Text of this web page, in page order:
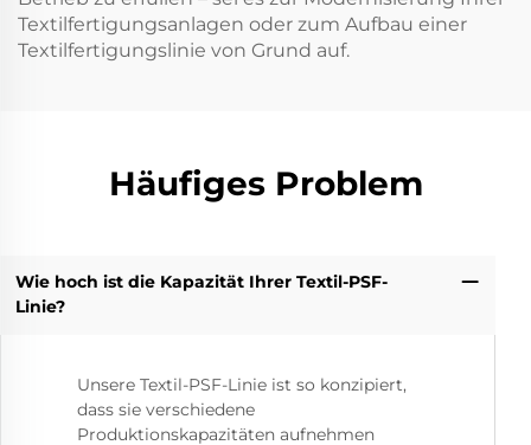
Textilfertigungsanlagen oder zum Aufbau einer
Textilfertigungslinie von Grund auf.
Häufiges Problem
Wie hoch ist die Kapazität Ihrer Textil-PSF-
Linie?
Unsere Textil-PSF-Linie ist so konzipiert,
dass sie verschiedene
Produktionskapazitäten aufnehmen